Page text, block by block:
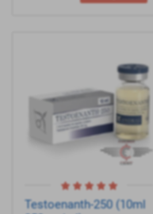
Testoenanth-250 (10ml